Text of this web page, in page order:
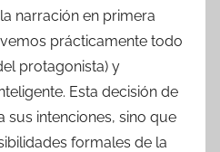
narración en primera
prácticamente todo
protagonista) y
Esta decisión de
sus intenciones, sino que
formales de la